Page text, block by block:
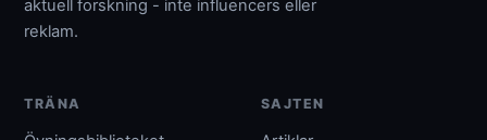
aktuell forskning - inte influencers eller
reklam.
TRÄNA SAJTEN